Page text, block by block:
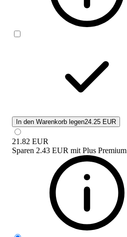
In den Warenkorb legen24.25 EUR
21.82 EUR
Sparen 2.43 EUR mit Plus Premium